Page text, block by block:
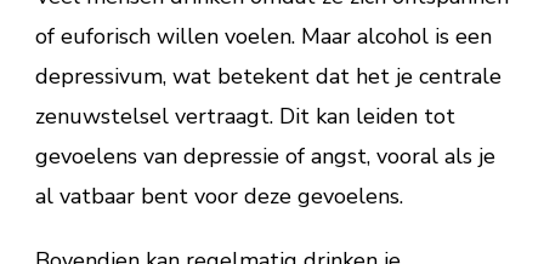
of euforisch willen voelen. Maar alcohol is een
depressivum, wat betekent dat het je centrale
zenuwstelsel vertraagt. Dit kan leiden tot
gevoelens van depressie of angst, vooral als je
al vatbaar bent voor deze gevoelens.